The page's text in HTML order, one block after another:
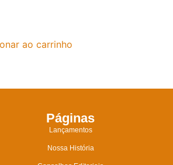
ao carrinho
Páginas
Lançamentos
Nossa História